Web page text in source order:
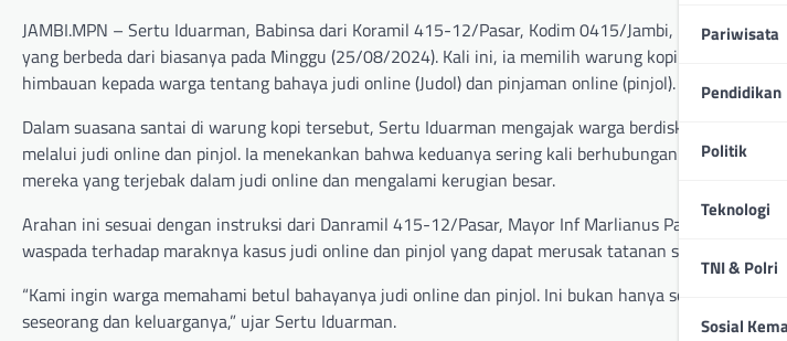
Pariwisata
Pendidikan
Politik
Teknologi
TNI & Polri
Sosial
JAMBI.MPN – Sertu Iduarman, Babinsa dari Koramil 415-12/Pasar, Kodim 0415/Jambi,
yang berbeda dari biasanya pada Minggu (25/08/2024). Kali ini, ia memilih warung kopi milik Pak
himbauan kepada warga tentang bahaya judi online (Judol) dan pinjaman online (pinjol).
Dalam suasana santai di warung kopi tersebut, Sertu Iduarman mengajak warga berdiskusi
melalui judi online dan pinjol. Ia menekankan bahwa keduanya sering kali berhubungan erat, di
mereka yang terjebak dalam judi online dan mengalami kerugian besar.
Arahan ini sesuai dengan instruksi dari Danramil 415-12/Pasar, Mayor Inf Marlianus Pasae, yang
waspada terhadap maraknya kasus judi online dan pinjol yang dapat merusak tatanan sosial
“Kami ingin warga memahami betul bahayanya judi online dan pinjol. Ini bukan hanya soal uang,
seseorang dan keluarganya,” ujar Sertu Iduarman.